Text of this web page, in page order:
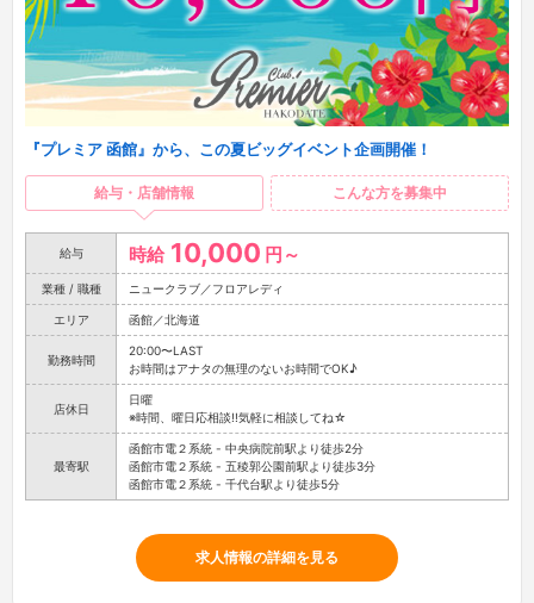
『プレミア 函館』から、この夏ビッグイベント企画開催！
給与・店舗情報 こんな方を募集中
給与 時給 10,000 円～
業種 / 職種 ニュークラブ／フロアレディ
エリア 函館／北海道
勤務時間
20:00〜LAST
お時間はアナタの無理のないお時間でOK♪
店休日
日曜
※時間、曜日応相談!!気軽に相談してね☆
最寄駅
函館市電２系統 - 中央病院前駅より徒歩2分
函館市電２系統 - 五稜郭公園前駅より徒歩3分
函館市電２系統 - 千代台駅より徒歩5分
求人情報の詳細を見る